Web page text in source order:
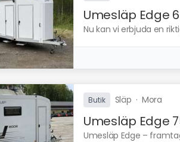
Umesläp Edge
Nu kan vi erbjuda en
Butik Släp ·Mora
Umesläp Edge
Umesläp Edge –